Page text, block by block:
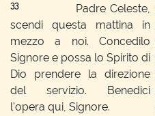
33Padre Celeste,
scendi questa mattina in
mezzo a noi. Concedilo
Signore e possa lo Spirito di
Dio prendere la direzione
del servizio. Benedici
l'opera qui, Signore.